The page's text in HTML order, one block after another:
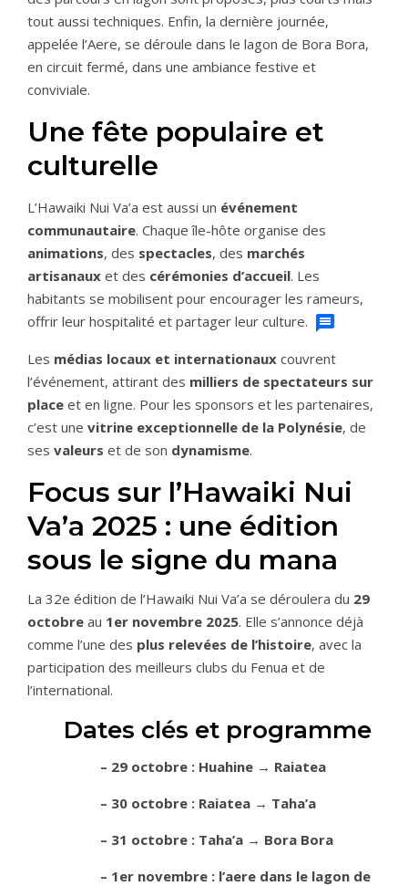
tout aussi techniques. Enfin, la dernière journée,
appelée l’Aere, se déroule dans le lagon de Bora Bora,
en circuit fermé, dans une ambiance festive et
conviviale.
Une fête populaire et
culturelle
L’Hawaiki Nui Va’a est aussi un événement
communautaire. Chaque île-hôte organise des
animations, des spectacles, des marchés
artisanaux et des cérémonies d’accueil. Les
habitants se mobilisent pour encourager les rameurs,
offrir leur hospitalité et partager leur culture.
Les médias locaux et internationaux couvrent
l’événement, attirant des milliers de spectateurs sur
place et en ligne. Pour les sponsors et les partenaires,
c’est une vitrine exceptionnelle de la Polynésie, de
ses valeurs et de son dynamisme.
Focus sur l’Hawaiki Nui
Va’a 2025 : une édition
sous le signe du mana
La 32e édition de l’Hawaiki Nui Va’a se déroulera du 29
octobre au 1er novembre 2025. Elle s’annonce déjà
comme l’une des plus relevées de l’histoire, avec la
participation des meilleurs clubs du Fenua et de
l’international.
Dates clés et programme
– 29 octobre : Huahine → Raiatea
– 30 octobre : Raiatea → Taha’a
– 31 octobre : Taha’a → Bora Bora
– 1er novembre : l’aere dans le lagon de